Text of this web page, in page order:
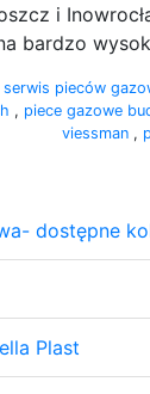
i
bardzo
serwis pieców
, piece gazowe
viessman ,
dostępne
Plast